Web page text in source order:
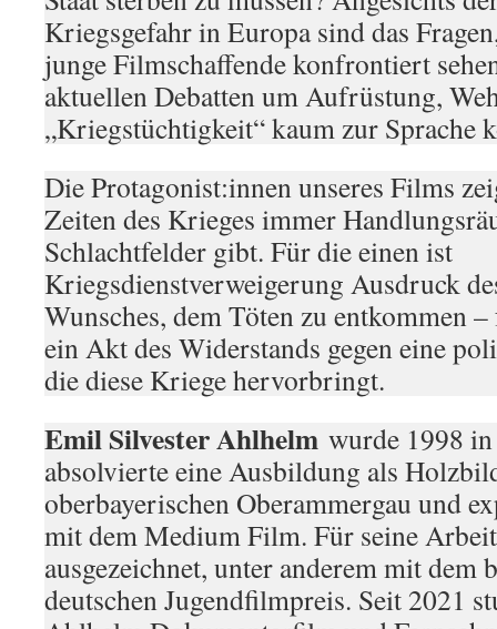
Kriegsgefahr in Europa sind das
junge Filmschaffende konfrontiert
aktuellen Debatten um Aufrüstung,
„Kriegstüchtigkeit“ kaum zur Sprache
Die Protagonist:innen unseres Films
Zeiten des Krieges immer
Schlachtfelder gibt. Für die einen ist
Kriegsdienstverweigerung Ausdruck
Wunsches, dem Töten zu entkommen
ein Akt des Widerstands gegen eine
die diese Kriege hervorbringt.
Emil Silvester Ahlhelm wurde 1998
absolvierte eine Ausbildung als
oberbayerischen Oberammergau und
mit dem Medium Film. Für seine
ausgezeichnet, unter anderem mit dem
deutschen Jugendfilmpreis. Seit 2021